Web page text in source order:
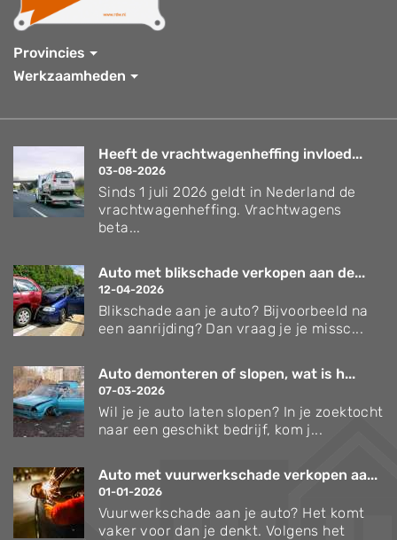
Provincies
Werkzaamheden
Heeft de vrachtwagenheffing invloed...
03-08-2026
Sinds 1 juli 2026 geldt in Nederland de
vrachtwagenheffing. Vrachtwagens
beta...
Auto met blikschade verkopen aan de...
12-04-2026
Blikschade aan je auto? Bijvoorbeeld na
een aanrijding? Dan vraag je je missc...
Auto demonteren of slopen, wat is h...
07-03-2026
Wil je je auto laten slopen? In je zoektocht
naar een geschikt bedrijf, kom j...
Auto met vuurwerkschade verkopen aa...
01-01-2026
Vuurwerkschade aan je auto? Het komt
vaker voor dan je denkt. Volgens het